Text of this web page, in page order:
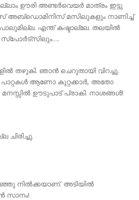
ഊരി അണ്ടർവെയർ മാത്രം ഇട്ടു
അബ്‌ഡൊമിനിസ് മസിലുകളും നാണിച്ച്
എന്ത് കഷ്ടാല്ലേ. തലയിൽ
തഴുകി. ഞാൻ ചെറുതായി വിറച്ചു.
പാറ്റകൾ ആണോ കുറ്റക്കാർ, അതോ
ഊടുപാട്‌ പ്രാകി. നാശങ്ങൾ!
ചിരിച്ചു.
നിൽക്കയാണ്. അടിയിൽ
സാനം!